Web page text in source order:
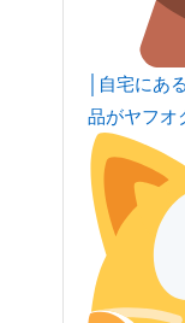
│自宅に
品がヤフオ